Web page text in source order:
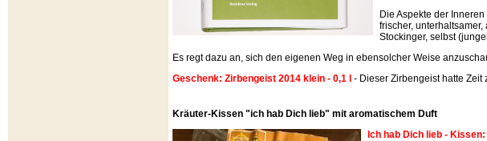
Die Aspekte der
frischer,
Stockinger, selbst
Es regt dazu an, sich den eigenen Weg in ebensolcher Weise
Geschenk: Zirbengeist 2014 klein - 0,1 l - Dieser Zirbengeist hatte Zeit
Kräuter-Kissen "ich hab Dich lieb" mit aromatischem Duft
Ich hab Dich lieb - Kissen: